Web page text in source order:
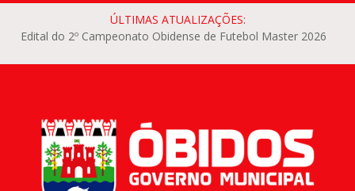
ÚLTIMAS ATUALIZAÇÕES:
Edital do 2º Campeonato Obidense de Futebol Master 2026